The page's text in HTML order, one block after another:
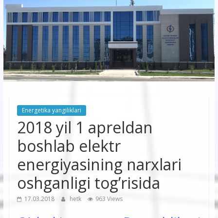
korxonasi”
AJ
“Buxoro
hududiy
korxonasi”
Energetika yangiliklari
2018 yil 1 apreldan
boshlab elektr
energiyasining narxlari
oshganligi tog’risida
17.03.2018 hetk 963 Views